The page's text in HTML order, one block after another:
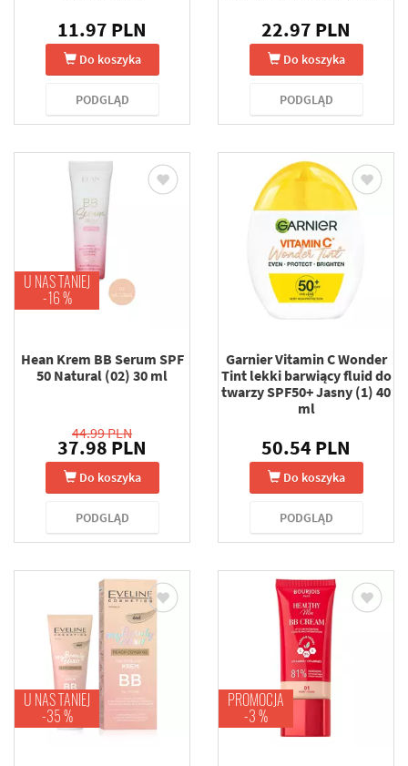
11.97 PLN
Do koszyka
PODGLĄD
22.97 PLN
Do koszyka
PODGLĄD
U NAS TANIEJ
-16 %
Hean Krem BB Serum SPF
50 Natural (02) 30 ml
44.99 PLN
37.98 PLN
Do koszyka
PODGLĄD
Garnier Vitamin C Wonder
Tint lekki barwiący fluid do
twarzy SPF50+ Jasny (1) 40
ml
50.54 PLN
Do koszyka
PODGLĄD
U NAS TANIEJ
-35 %
PROMOCJA
-3 %